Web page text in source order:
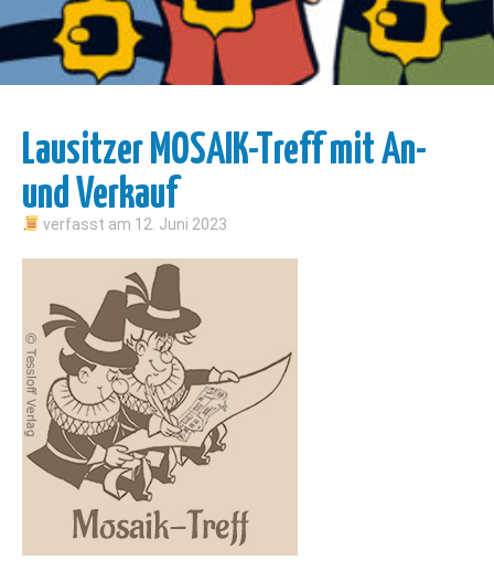
Lausitzer MOSAIK-Treff mit An-
und Verkauf
verfasst am 12. Juni 2023